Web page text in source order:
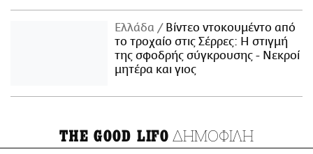
Ελλάδα
Βίντεο ντοκουμέντο από
το τροχαίο στις Σέρρες: Η στιγμή
της σφοδρής σύγκρουσης - Νεκροί
μητέρα και γιος
THE GOOD LIFO ΔΗΜΟΦΙΛΗ